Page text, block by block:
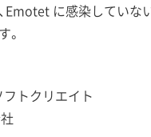
Emotet に感染してい
。
フトクリエイト